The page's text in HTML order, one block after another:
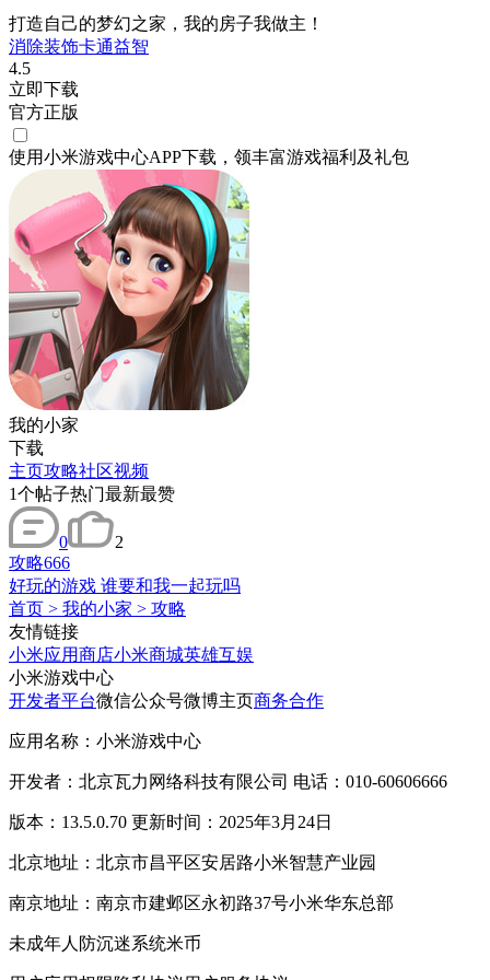
打造自己的梦幻之家，我的房子我做主！
消除装饰卡通益智
4.5
立即下载
官方正版
使用小米游戏中心APP下载 ，领丰富游戏福利 及礼包
我的小家
下载
主页攻略社区视频
1个帖子热门最新最赞
0
2
攻略666
好玩的游戏 谁要和我一起玩吗
首页 > 我的小家 > 攻略
友情链接
小米应用商店小米商城英雄互娱
小米游戏中心
开发者平台微信公众号微博主页商务合作
应用名称：小米游戏中心
开发者：北京瓦力网络科技有限公司 电话：010-60606666
版本：13.5.0.70 更新时间：2025年3月24日
北京地址：北京市昌平区安居路小米智慧产业园
南京地址：南京市建邺区永初路37号小米华东总部
未成年人防沉迷系统米币